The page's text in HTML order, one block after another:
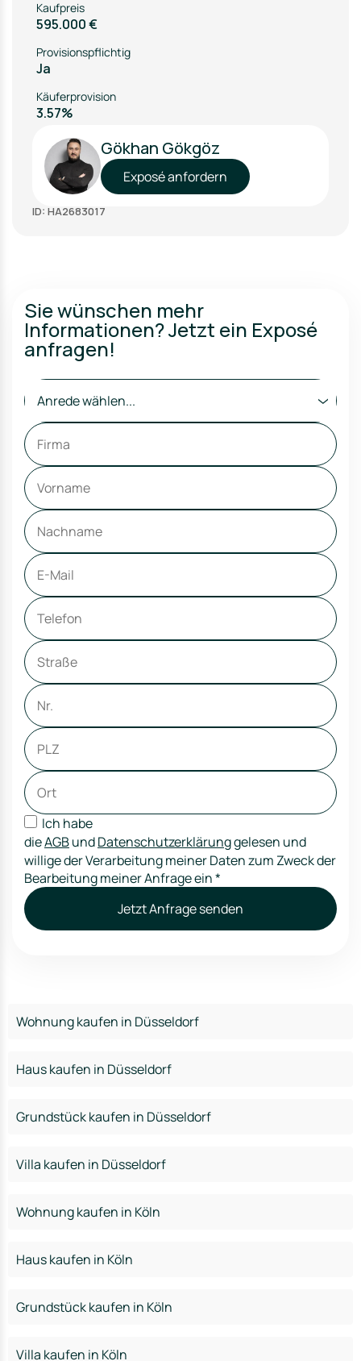
Kaufpreis
595.000 €
Provisionspflichtig
Ja
Käuferprovision
3.57%
Gökhan Gökgöz
Exposé anfordern
ID: HA2683017
Sie wünschen mehr
Informationen? Jetzt ein Exposé
anfragen!
Anrede wählen...
Ich habe
dieAGBundDatenschutzerklärunggelesen und
willige der Verarbeitung meiner Daten zum Zweck der
Bearbeitung meiner Anfrage ein*
Jetzt Anfrage senden
Wohnung kaufen in Düsseldorf
Haus kaufen in Düsseldorf
Grundstück kaufen in Düsseldorf
Villa kaufen in Düsseldorf
Wohnung kaufen in Köln
Haus kaufen in Köln
Grundstück kaufen in Köln
Villa kaufen in Köln